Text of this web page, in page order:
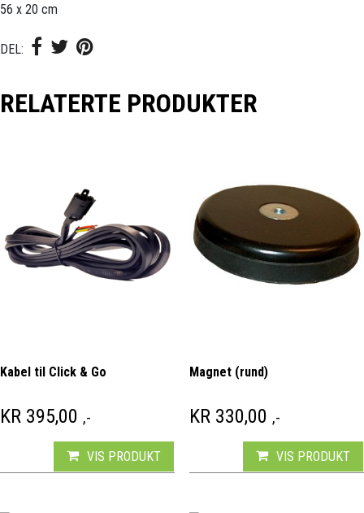
56 x 20 cm
DEL:
RELATERTE PRODUKTER
Kabel til Click & Go
KR 395,00 ,-
VIS PRODUKT
Magnet (rund)
KR330,00 ,-
VIS PRODUKT